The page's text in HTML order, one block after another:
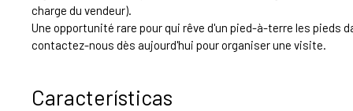
charge du vendeur).
Une opportunité rare pour qui rêve d'un pied-à-terre les
contactez-nous dès aujourd'hui pour organiser une visite.
Características